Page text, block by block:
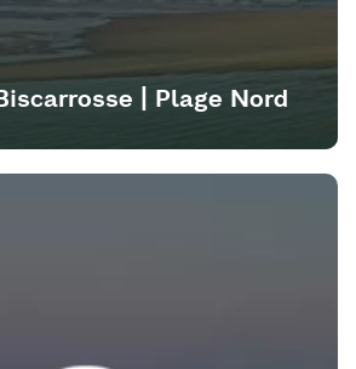
| Plage Nord